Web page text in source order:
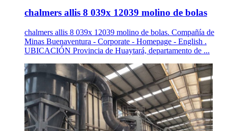
chalmers allis 8 039x 12039 molino de bolas
chalmers allis 8 039x 12039 molino de bolas. Compañía de
Minas Buenaventura - Corporate - Homepage - English .
UBICACIÓN Provincia de Huaytará, departamento de ...